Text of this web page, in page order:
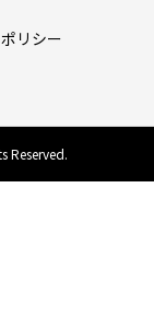
リシー
Reserved.